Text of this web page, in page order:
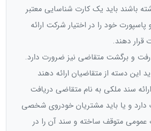
باشند باید یک کارت شناسایی معتبر
پاسپورت خود را در اختیار شرکت ارائه
قرار دهند.
رفت و برگشت متقاضی نیز ضرورت دارد.
این دسته از متقاضیان ارائه دهند
سند ملکی به نام متقاضی دریافت
دارد و یا باید مشتریان خودروی شخصی
عمومی متوقف ساخته و سند آن را در